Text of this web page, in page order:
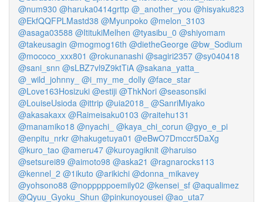
@num930 @haruka0414grttp @_another_you @hisyaku823
@EkfQQFPLMastd38 @Myunpoko @melon_3103
@asaga03588 @ItitukiMelhen @tyasibu_0 @shiyomam
@takeusagin @mogmog16th @dietheGeorge @bw_Sodium
@mococo_xxx801 @rokunanashi @sagiri2357 @sy040418
@sani_snn @sLBZ7vl9Z9ktTiA @sakana_yatta_
@_wild_johnny_ @i_my_me_dolly @face_star
@Love163Hosizuki @estiji @ThkNori @seasonsiki
@LouiseUsioda @ittrip @uia2018_
@SanriMiyako
@akasakaxx @Raimeisaku0103 @raitehu131
@manamiko18 @nyachi_ @kaya_chi_corun @gyo_e_pi
@enpitu_nrkr @hakugetuya01 @eBwO7Dmccr5DaXg
@kuro_tao @ameru47 @kuroyagiknit @haruiso
@setsurei89 @aimoto98 @aska21 @ragnarocks113
@kennel_2 @1ikuto @arikichi @donna_mikavey
@yohsono88 @nopppppoemily02 @kensei_sf @aqualimez
@Qyuu_Gyoku_Shun @pinkunoyousei @ao_uta7